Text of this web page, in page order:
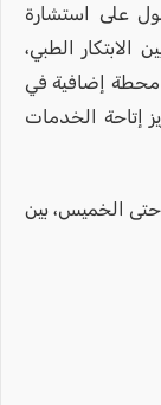
على استشارة
الطبي،
محطة إضافية في
إتاحة الخدمات
حتى الخميس، بين